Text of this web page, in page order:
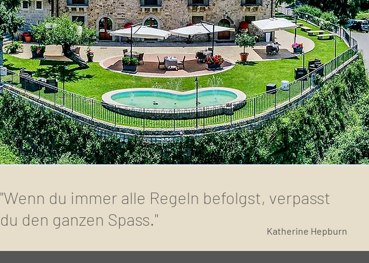
"Wenn du immer alle Regeln befolgst, verpasst
du den ganzen Spass."
Katherine Hepburn